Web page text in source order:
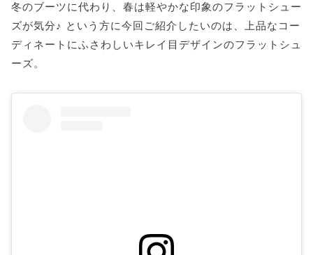
エスパドリーユのおすすめブランド2選
冬のブーツに代わり、春は軽やかな印象のフラットシュー
ズが気分♪ という方に今回ご紹介したいのは、上品なコー
ディネートにふさわしいキレイ目デザインのフラットシュ
ーズ。